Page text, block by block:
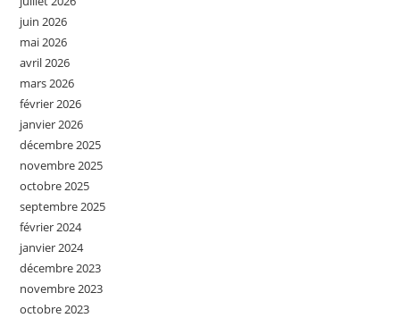
juin 2026
mai 2026
avril 2026
mars 2026
février 2026
janvier 2026
décembre 2025
novembre 2025
octobre 2025
septembre 2025
février 2024
janvier 2024
décembre 2023
novembre 2023
octobre 2023